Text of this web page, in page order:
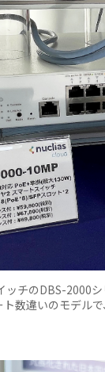
チのDBS-2000
ト数違いのモデル